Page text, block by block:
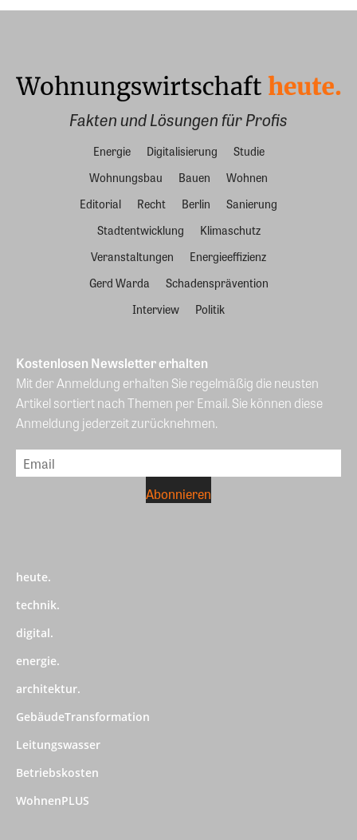
Fakten und Lösungen für Profis
Energie Digitalisierung
Studie
Wohnungsbau
Bauen
Wohnen
Editorial
Recht Berlin
Sanierung
Stadtentwicklung
Klimaschutz
Veranstaltungen
Energieeffizienz
Gerd Warda
Schadensprävention
Interview
Politik
Kostenlosen Newsletter erhalten
Mit der Anmeldung erhalten Sie regelmäßig die neusten
Artikel sortiert nach Themen per Email. Sie können diese
Anmeldung jederzeit zurücknehmen.
heute.
technik.
digital.
energie.
architektur.
GebäudeTransformation
Leitungswasser
Betriebskosten
WohnenPLUS